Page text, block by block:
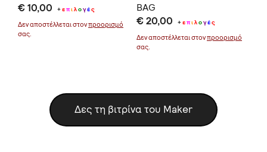
€ 10,00 +επιλογές
Δεν αποστέλλεται στονπροορισμό
σας.
BAG
€ 20,00 +επιλογές
Δεν αποστέλλεται στονπροορισμό
σας.
Δες τη βιτρίνα του Maker